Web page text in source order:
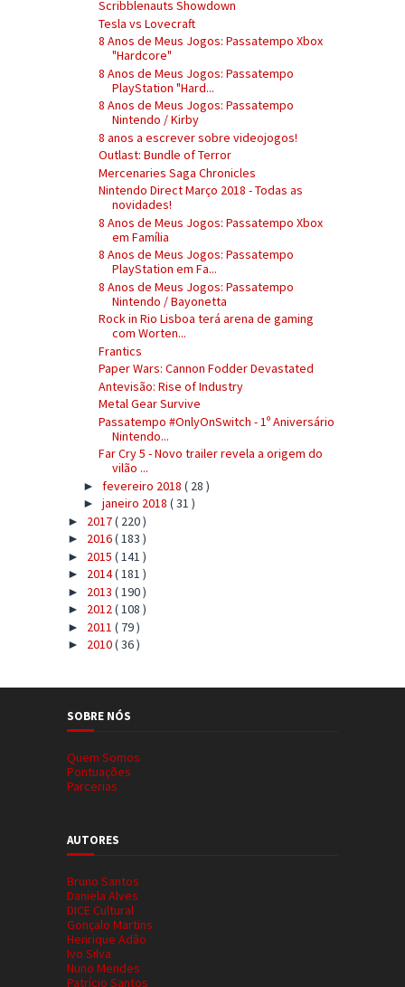
Scribblenauts Showdown
Tesla vs Lovecraft
8 Anos de Meus Jogos: Passatempo Xbox
"Hardcore"
8 Anos de Meus Jogos: Passatempo
PlayStation "Hard...
8 Anos de Meus Jogos: Passatempo
Nintendo / Kirby
8 anos a escrever sobre videojogos!
Outlast: Bundle of Terror
Mercenaries Saga Chronicles
Nintendo Direct Março 2018 - Todas as
novidades!
8 Anos de Meus Jogos: Passatempo Xbox
em Família
8 Anos de Meus Jogos: Passatempo
PlayStation em Fa...
8 Anos de Meus Jogos: Passatempo
Nintendo / Bayonetta
Rock in Rio Lisboa terá arena de gaming
com Worten...
Frantics
Paper Wars: Cannon Fodder Devastated
Antevisão: Rise of Industry
Metal Gear Survive
Passatempo #OnlyOnSwitch - 1º Aniversário
Nintendo...
Far Cry 5 - Novo trailer revela a origem do
vilão ...
► fevereiro 2018 ( 28 )
► janeiro 2018 ( 31 )
► 2017( 220 )
► 2016( 183 )
► 2015 ( 141 )
► 2014( 181 )
► 2013 ( 190 )
► 2012( 108 )
► 2011 ( 79 )
► 2010( 36 )
SOBRE NÓS
Quem Somos
Pontuações
Parcerias
AUTORES
Bruno Santos
Daniela Alves
DICE Cultural
Gonçalo Martins
Henrique Adão
Ivo Silva
Nuno Mendes
Patrício Santos